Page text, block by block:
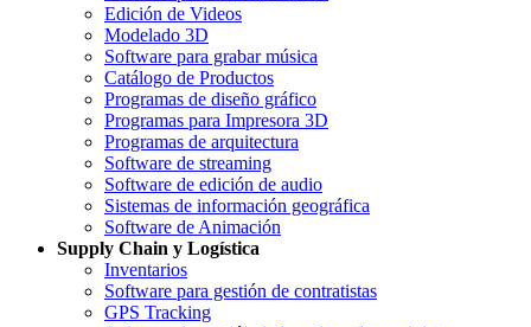
Edición de Videos
Modelado 3D
Software para grabar música
Catálogo de Productos
Programas de diseño gráfico
Programas para Impresora 3D
Programas de arquitectura
Software de streaming
Software de edición de audio
Sistemas de información geográfica
Software de Animación
Supply Chain y Logística
Inventarios
Software para gestión de contratistas
GPS Tracking